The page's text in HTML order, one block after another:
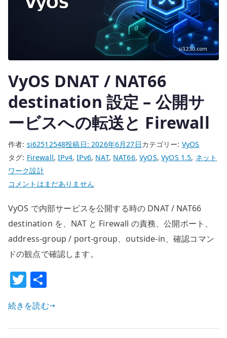
の
VyOS DNAT / NAT66
destination 設定 – 公開サ
ービスへの転送と Firewall
作者: si62512548投稿日:2026年6月27日カテゴリー: VyOS
タグ: Firewall,IPv4,IPv6, NAT, NAT66,VyOS,VyOS 1.5, ネット
ワーク設計
VyOS
/
NAT66
destination
設
–
公
開
ー
コメントはまだありません
VyOS で内部サービスを公開する時の DNAT / NAT66
destination を、NAT と Firewall の責務、公開ポート、
address-group / port-group、outside-in、確認コマン
ドの観点で確認します。
T
w
it
te
続きを読む